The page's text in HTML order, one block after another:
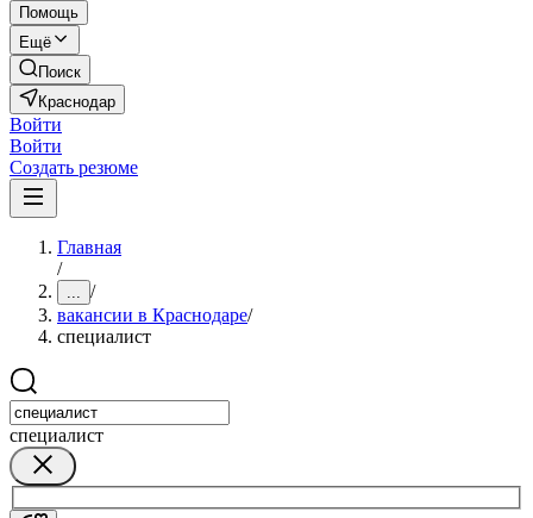
Помощь
Ещё
Поиск
Краснодар
Войти
Войти
Создать резюме
Главная
/
... /
вакансии в Краснодаре/
специалист
специалист